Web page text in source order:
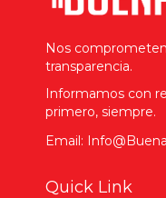
Nos
transparencia.
Informamos con
primero, siempre.
Email:
Quick Link